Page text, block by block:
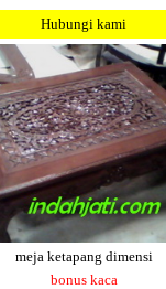
Hubungi kami
meja ketapang dimensi
bonus kaca